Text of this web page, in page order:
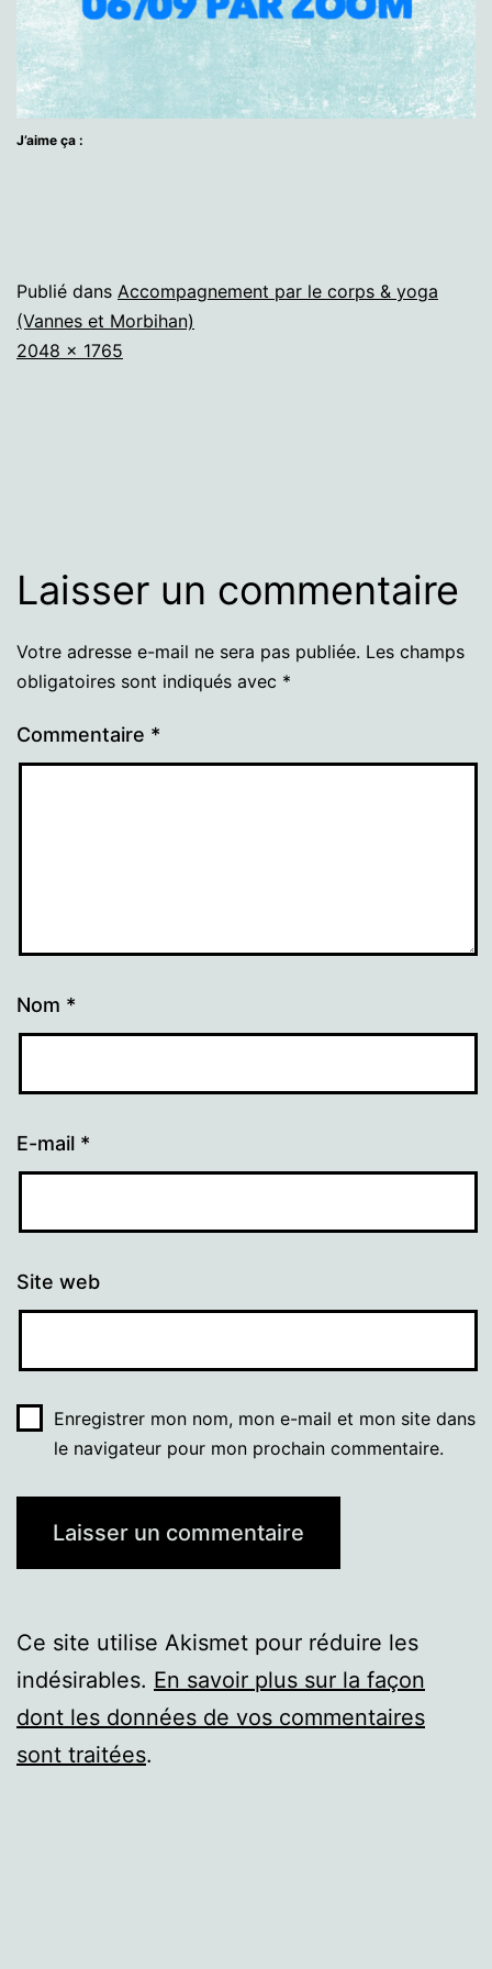
J’aime ça :
Publié dans Accompagnement par le corps & yoga
(Vannes et Morbihan)
Taille
2048 × 1765
Laisser un commentaire
Votre adresse e-mail ne sera pas publiée. Les champs
obligatoires sont indiqués avec *
Commentaire *
Nom *
E-mail *
Site web
Enregistrer mon nom, mon e-mail et mon site dans
le navigateur pour mon prochain commentaire.
Ce site utilise Akismet pour réduire les
indésirables. En savoir plus sur la façon
dont les données de vos commentaires
sont traitées.